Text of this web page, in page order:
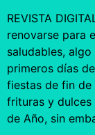
REVISTA
renovarse para
saludables,
primeros días
fiestas de fin de
frituras y
de Año, sin